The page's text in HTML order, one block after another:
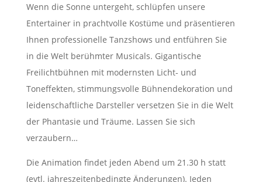
Wenn die Sonne untergeht, schlüpfen unsere
Entertainer in prachtvolle Kostüme und präsentieren
Ihnen professionelle Tanzshows und entführen Sie
in die Welt berühmter Musicals. Gigantische
Freilichtbühnen mit modernsten Licht- und
Toneffekten, stimmungsvolle Bühnendekoration und
leidenschaftliche Darsteller versetzen Sie in die Welt
der Phantasie und Träume. Lassen Sie sich
verzaubern…
Die Animation findet jeden Abend um 21.30 h statt
(evtl. jahreszeitenbedingte Änderungen). Jeden